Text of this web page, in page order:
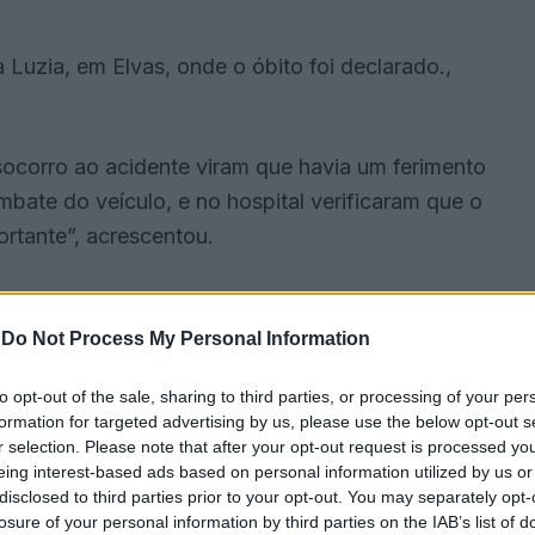
Do Not Process My Personal Information
opt-out of the sale, sharing to third parties, or processing of your
for targeted advertising by us, please use the below opt-out
selection. Please note that after your opt-out request is processed
interest-based ads based on personal information utilized by us
to third parties prior to your opt-out. You may separately
of your personal information by third parties on the IAB’s list of
em Elvas, onde o óbito foi declarado.,
ao acidente viram que havia um ferimento
do veículo, e no hospital verificaram que o
acrescentou.
teria estado envolvida numa desavença com
“numa viatura ligeira de passageiros”.
provocado pelo objeto cortante”, acrescentou.
sido capturado.